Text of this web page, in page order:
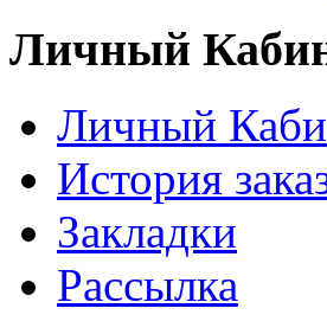
Личный
Личный
История
Закладки
Рассылка